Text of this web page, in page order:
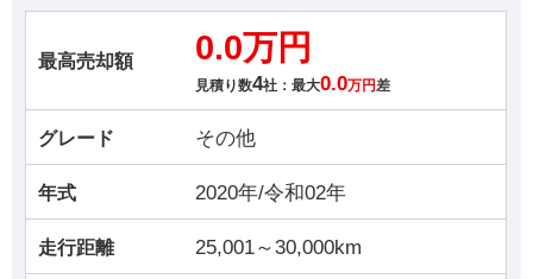
最高売却額 0.0万円
見積り数4社：最大0.0万円差
グレード その他
年式 2020年/令和02年
走行距離 25,001～30,000km